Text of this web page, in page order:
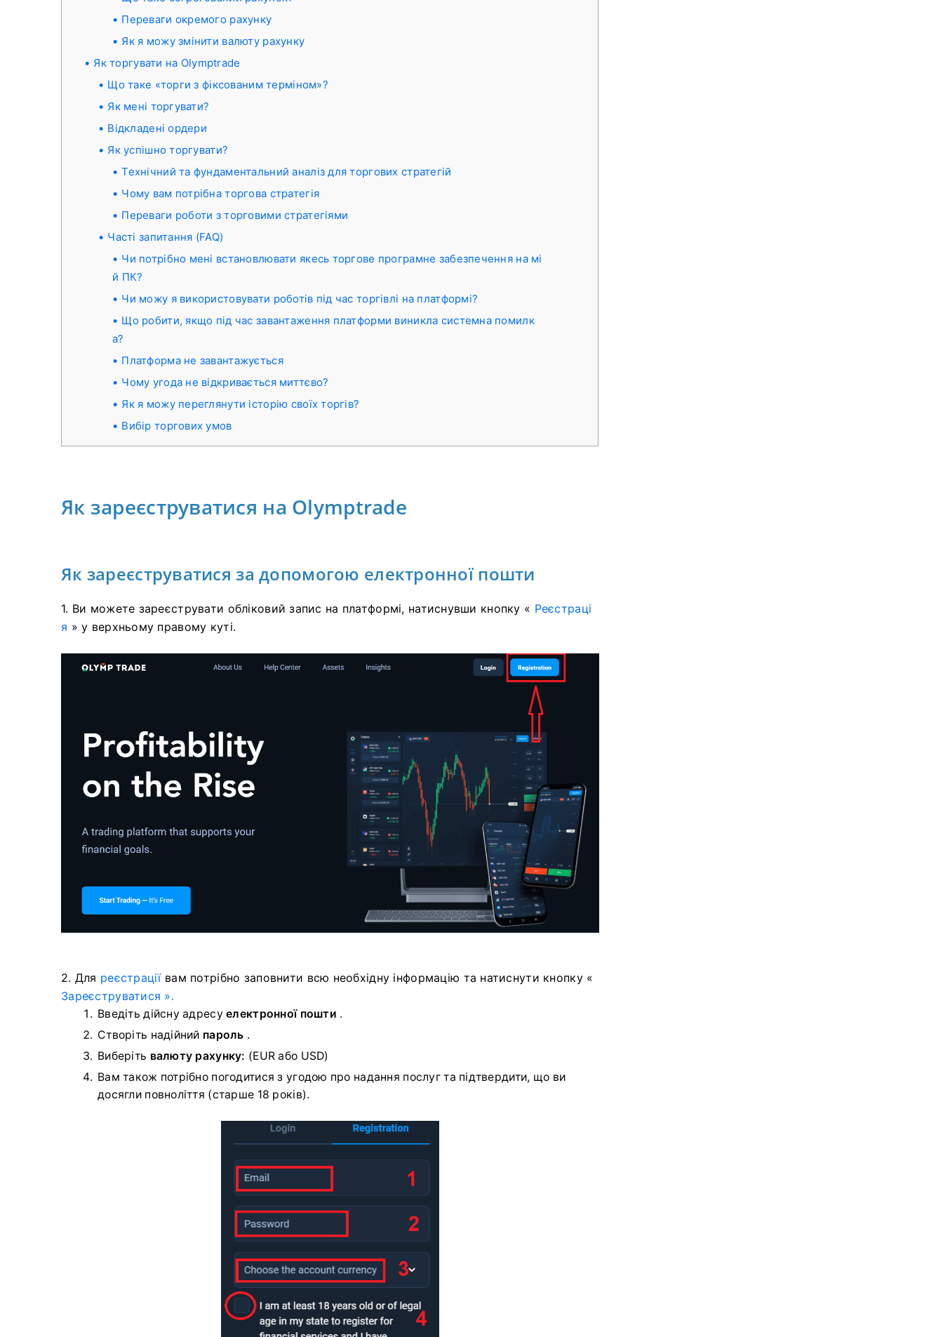
Переваги окремого рахунку
Як я можу змінити валюту рахунку
Як торгувати на Olymptrade
Що таке «торги з фіксованим терміном»?
Як мені торгувати?
Відкладені ордери
Як успішно торгувати?
Технічний та фундаментальний аналіз для торгових стратегій
Чому вам потрібна торгова стратегія
Переваги роботи з торговими стратегіями
Часті запитання (FAQ)
Чи потрібно мені встановлювати якесь торгове програмне забезпечення на мі
й ПК?
Чи можу я використовувати роботів під час торгівлі на платформі?
Що робити, якщо під час завантаження платформи виникла системна помилк
а?
Платформа не завантажується
Чому угода не відкривається миттєво?
Як я можу переглянути історію своїх торгів?
Вибір торгових умов
Як зареєструватися на Olymptrade
Як зареєструватися за допомогою електронної пошти
1. Ви можете зареєструвати обліковий запис на платформі, натиснувши кнопку « Реєстраці
я » у верхньому правому куті.
2. Для реєстраціївам потрібно заповнити всю необхідну інформацію та натиснути кнопку «
Зареєструватися ».
Введіть дійсну адресуелектронної пошти .
Створіть надійний пароль .
Виберіть валюту рахунку: (EUR або USD)
Вам також потрібно погодитися з угодою про надання послуг та підтвердити, що ви
досягли повноліття (старше 18 років).